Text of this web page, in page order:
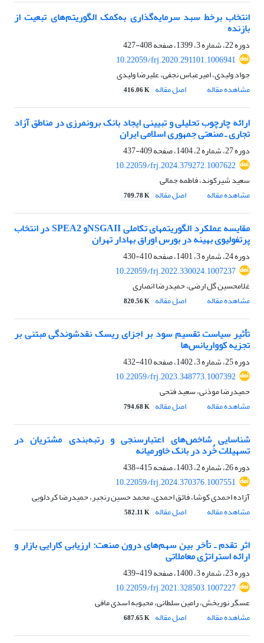
انتخاب برخط سبد سرمایه‌گذاری به‌کمک الگوریتم‌های تبعیت از
بازنده
دوره 22، شماره 3، 1399، صفحه
408-427
10.22059/frj.2020.291101.1006941
جواد ولیدی، امیرعباس نجفی، علیرضا ولیدی
مشاهده مقاله
اصل مقاله 416.06 K
ارائه چارچوب تحلیلی و تبیینی ایجاد بانک برون‏مرزی در مناطق آزاد
تجاری ـ صنعتی جمهوری اسلامی ایران
دوره 27، شماره 2، 1404، صفحه
409-437
10.22059/frj.2024.379272.1007622
سعید شیرکوند، فاطمه جمالی
مشاهده مقاله
اصل مقاله 709.78 K
مقایسه عملکرد الگوریتم‏های تکاملی NSGAIIو SPEA2 در انتخاب
پرتفولیوی بهینه در بورس اوراق بهادار تهران
دوره 24، شماره 3، 1401، صفحه
410-430
10.22059/frj.2022.330024.1007237
غلامحسین گل ارضی، حمیدرضا انصاری
مشاهده مقاله
اصل مقاله 820.56 K
تأثیر سیاست تقسیم سود بر اجزای ریسک نقدشوندگی مبتنی بر
تجزیه کوواریانس‌ها
دوره 25، شماره 3، 1402، صفحه
410-432
10.22059/frj.2023.348773.1007392
حمیدرضا موذنی، سعید فتحی
مشاهده مقاله
اصل مقاله 794.68 K
شناسایی شاخص‌های اعتبارسنجی و رتبه‌بندی مشتریان در
تسهیلات خُرد در بانک خاورمیانه
دوره 26، شماره 2، 1403، صفحه
415-438
10.22059/frj.2024.370376.1007551
آزاده احمدی کوشا، فائق احمدی، محمد حسین رنجبر، حمیدرضا کردلویی
مشاهده مقاله
اصل مقاله 582.11 K
اثر تقدم ـ تأخر بین سهم‌های درون صنعت: ارزیابی کارایی بازار و
ارائه استراتژی معاملاتی
دوره 23، شماره 3، 1400، صفحه
419-439
10.22059/frj.2021.328503.1007227
عسگر نوربخش، رامین سلطانی، محبوبه اسدی مافی
مشاهده مقاله
اصل مقاله 687.65 K